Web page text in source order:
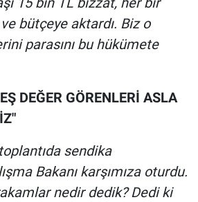
bütçeye aktardı. Biz o
parasını bu hükümete
DEĞER GÖRENLERİ ASLA
sendika
Bakanı karşımıza oturdu.
nedir dedik? Dedi ki